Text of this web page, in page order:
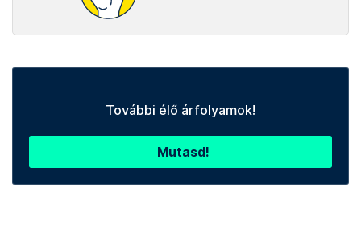
További élő árfolyamok!
Mutasd!